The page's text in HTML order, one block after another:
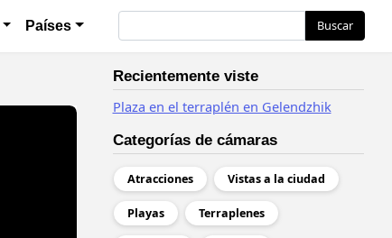
Países Buscar
Recientemente viste
Plaza en el terraplén en Gelendzhik
Categorías de cámaras
Atracciones Vistas a la ciudad
Playas Terraplenes